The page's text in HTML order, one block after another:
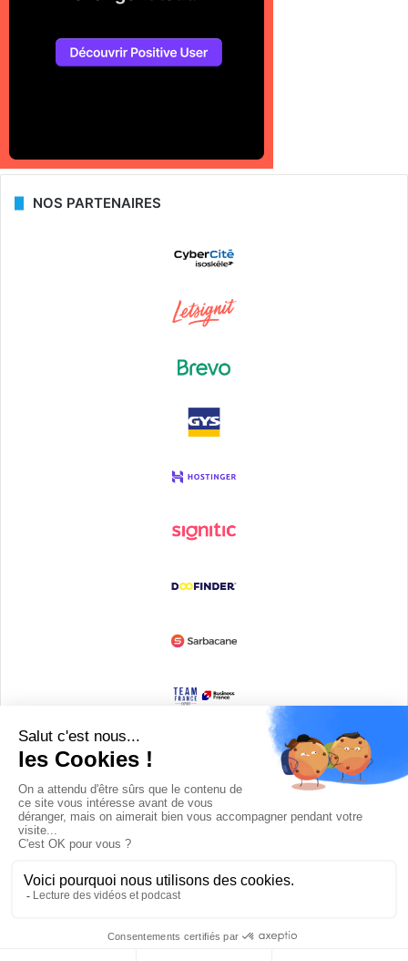
NOS PARTENAIRES
Devenir partenaire
© Copyright 2008 / 2026,DECODE MEDIA, The Innovation Media